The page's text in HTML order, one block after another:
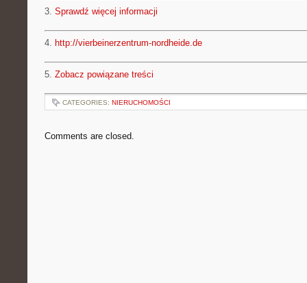
3. Sprawdź więcej informacji
4. http://vierbeinerzentrum-nordheide.de
5. Zobacz powiązane treści
CATEGORIES: NIERUCHOMOŚCI
Comments are closed.